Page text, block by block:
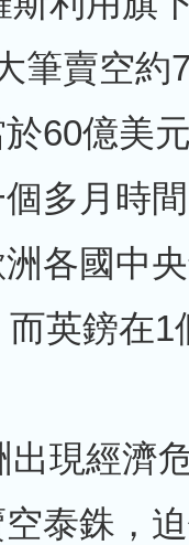
筆賣空約
60億美
多月時
各國中
英鎊在1
出現經濟
泰銖，